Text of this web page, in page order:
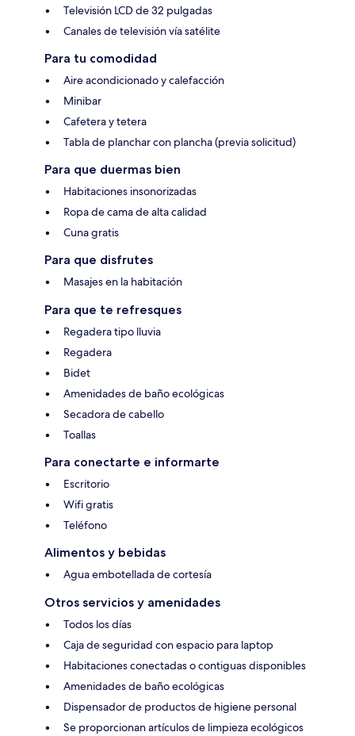
Televisión LCD de 32 pulgadas
Canales de televisión vía satélite
Para tu comodidad
Aire acondicionado y calefacción
Minibar
Cafetera y tetera
Tabla de planchar con plancha (previa solicitud)
Para que duermas bien
Habitaciones insonorizadas
Ropa de cama de alta calidad
Cuna gratis
Para que disfrutes
Masajes en la habitación
Para que te refresques
Regadera tipo lluvia
Regadera
Bidet
Amenidades de baño ecológicas
Secadora de cabello
Toallas
Para conectarte e informarte
Escritorio
Wifi gratis
Teléfono
Alimentos y bebidas
Agua embotellada de cortesía
Otros servicios y amenidades
Todos los días
Caja de seguridad con espacio para laptop
Habitaciones conectadas o contiguas disponibles
Amenidades de baño ecológicas
Dispensador de productos de higiene personal
Se proporcionan artículos de limpieza ecológicos